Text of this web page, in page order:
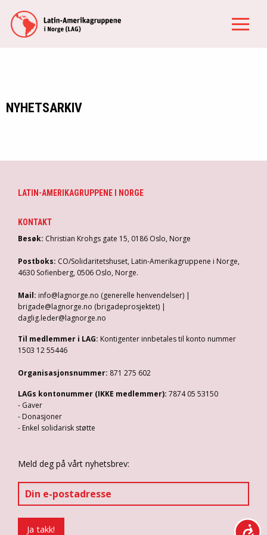
NYHETSARKIV
LATIN-AMERIKAGRUPPENE I NORGE
KONTAKT
Besøk: Christian Krohgs gate 15, 0186 Oslo, Norge
Postboks: CO/Solidaritetshuset, Latin-Amerikagruppene i Norge,
4630 Sofienberg, 0506 Oslo, Norge.
Mail: info@lagnorge.no (generelle henvendelser) |
brigade@lagnorge.no (brigadeprosjektet) |
daglig.leder@lagnorge.no
Til medlemmer i LAG: Kontigenter innbetales til konto nummer
1503 12 55446
Organisasjonsnummer: 871 275 602
LAGs kontonummer (IKKE medlemmer): 7874 05 53150
- Gaver
- Donasjoner
- Enkel solidarisk støtte
Meld deg på vårt nyhetsbrev: